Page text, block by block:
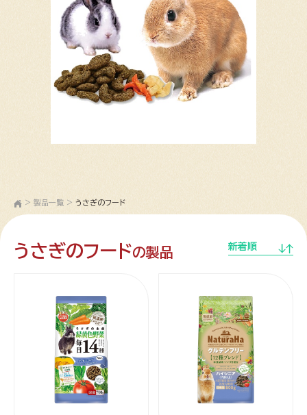
> 製品一覧 > うさぎのフード
うさぎのフードの製品 新着順